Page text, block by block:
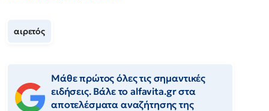
αιρετός
Μάθε πρώτος όλες τις σημαντικές
ειδήσεις. Βάλε το alfavita.gr στα
αποτελέσματα αναζήτησης της